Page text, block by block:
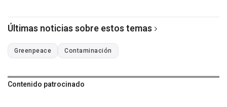
Últimas noticias sobre estos temas
Greenpeace Contaminación
Contenido patrocinado